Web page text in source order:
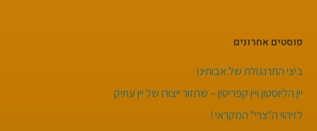
פוסטים אחרונים
ביצי התרנגולת של אבותינו
יין הליוסטון ויין קפריסין – שחזור ייצורו של יין עתיק
לזיהוי ה"צרי" המקראי !